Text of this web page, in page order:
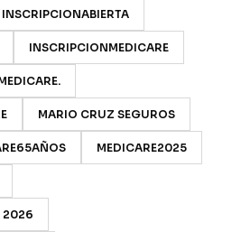
INSCRIPCIONABIERTA
INSCRIPCIONMEDICARE
MARIO CRUZ SEGUROS
MEDICARE2025
2026